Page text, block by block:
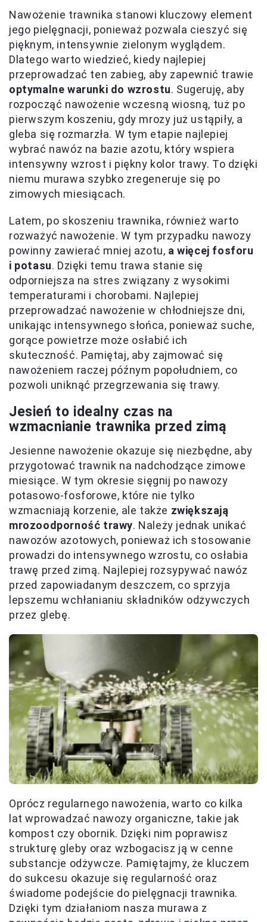
Nawożenie trawnika stanowi kluczowy element
jego pielęgnacji, ponieważ pozwala cieszyć się
pięknym, intensywnie zielonym wyglądem.
Dlatego warto wiedzieć, kiedy najlepiej
przeprowadzać ten zabieg, aby zapewnić trawie
optymalne warunki do wzrostu. Sugeruję, aby
rozpocząć nawożenie wczesną wiosną, tuż po
pierwszym koszeniu, gdy mrozy już ustąpiły, a
gleba się rozmarzła. W tym etapie najlepiej
wybrać nawóz na bazie azotu, który wspiera
intensywny wzrost i piękny kolor trawy. To dzięki
niemu murawa szybko zregeneruje się po
zimowych miesiącach.
Latem, po skoszeniu trawnika, również warto
rozważyć nawożenie. W tym przypadku nawozy
powinny zawierać mniej azotu, a więcej fosforu
i potasu. Dzięki temu trawa stanie się
odporniejsza na stres związany z wysokimi
temperaturami i chorobami. Najlepiej
przeprowadzać nawożenie w chłodniejsze dni,
unikając intensywnego słońca, ponieważ suche,
gorące powietrze może osłabić ich
skuteczność. Pamiętaj, aby zajmować się
nawożeniem raczej późnym popołudniem, co
pozwoli uniknąć przegrzewania się trawy.
Jesień to idealny czas na
wzmacnianie trawnika przed zimą
Jesienne nawożenie okazuje się niezbędne, aby
przygotować trawnik na nadchodzące zimowe
miesiące. W tym okresie sięgnij po nawozy
potasowo-fosforowe, które nie tylko
wzmacniają korzenie, ale także zwiększają
mrozoodporność trawy. Należy jednak unikać
nawozów azotowych, ponieważ ich stosowanie
prowadzi do intensywnego wzrostu, co osłabia
trawę przed zimą. Najlepiej rozsypywać nawóz
przed zapowiadanym deszczem, co sprzyja
lepszemu wchłanianiu składników odżywczych
przez glebę.
Oprócz regularnego nawożenia, warto co kilka
lat wprowadzać nawozy organiczne, takie jak
kompost czy obornik. Dzięki nim poprawisz
strukturę gleby oraz wzbogacisz ją w cenne
substancje odżywcze. Pamiętajmy, że kluczem
do sukcesu okazuje się regularność oraz
świadome podejście do pielęgnacji trawnika.
Dzięki tym działaniom nasza murawa z